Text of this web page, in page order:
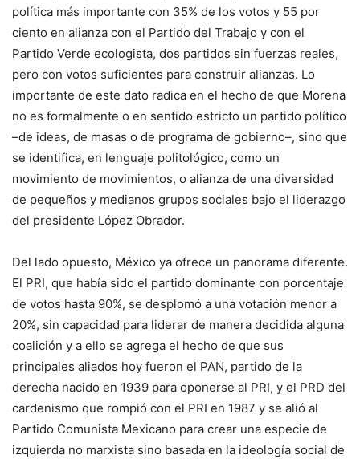
política más importante con 35% de los votos y 55 por
ciento en alianza con el Partido del Trabajo y con el
Partido Verde ecologista, dos partidos sin fuerzas reales,
pero con votos suficientes para construir alianzas. Lo
importante de este dato radica en el hecho de que Morena
no es formalmente o en sentido estricto un partido político
–de ideas, de masas o de programa de gobierno–, sino que
se identifica, en lenguaje politológico, como un
movimiento de movimientos, o alianza de una diversidad
de pequeños y medianos grupos sociales bajo el liderazgo
del presidente López Obrador.
Del lado opuesto, México ya ofrece un panorama diferente.
El PRI, que había sido el partido dominante con porcentaje
de votos hasta 90%, se desplomó a una votación menor a
20%, sin capacidad para liderar de manera decidida alguna
coalición y a ello se agrega el hecho de que sus
principales aliados hoy fueron el PAN, partido de la
derecha nacido en 1939 para oponerse al PRI, y el PRD del
cardenismo que rompió con el PRI en 1987 y se alió al
Partido Comunista Mexicano para crear una especie de
izquierda no marxista sino basada en la ideología social de